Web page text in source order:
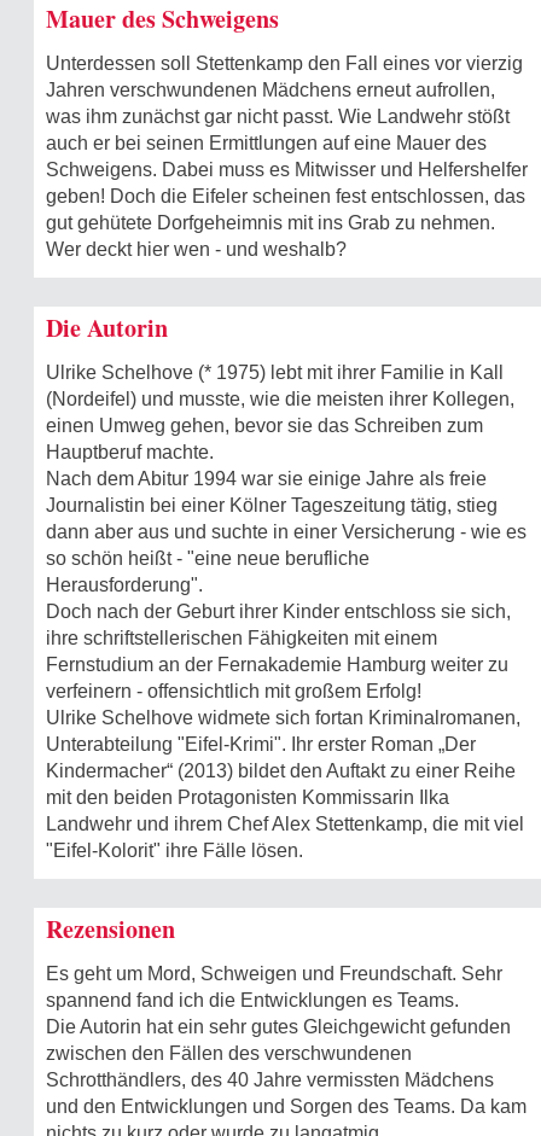
Mauer des Schweigens
Unterdessen soll Stettenkamp den Fall eines vor vierzig
Jahren verschwundenen Mädchens erneut aufrollen,
was ihm zunächst gar nicht passt. Wie Landwehr stößt
auch er bei seinen Ermittlungen auf eine Mauer des
Schweigens. Dabei muss es Mitwisser und Helfershelfer
geben! Doch die Eifeler scheinen fest entschlossen, das
gut gehütete Dorfgeheimnis mit ins Grab zu nehmen.
Wer deckt hier wen - und weshalb?
Die Autorin
Ulrike Schelhove (* 1975) lebt mit ihrer Familie in Kall
(Nordeifel) und musste, wie die meisten ihrer Kollegen,
einen Umweg gehen, bevor sie das Schreiben zum
Hauptberuf machte.
Nach dem Abitur 1994 war sie einige Jahre als freie
Journalistin bei einer Kölner Tageszeitung tätig, stieg
dann aber aus und suchte in einer Versicherung - wie es
so schön heißt - "eine neue berufliche
Herausforderung".
Doch nach der Geburt ihrer Kinder entschloss sie sich,
ihre schriftstellerischen Fähigkeiten mit einem
Fernstudium an der Fernakademie Hamburg weiter zu
verfeinern - offensichtlich mit großem Erfolg!
Ulrike Schelhove widmete sich fortan Kriminalromanen,
Unterabteilung "Eifel-Krimi". Ihr erster Roman „Der
Kindermacher“ (2013) bildet den Auftakt zu einer Reihe
mit den beiden Protagonisten Kommissarin Ilka
Landwehr und ihrem Chef Alex Stettenkamp, die mit viel
"Eifel-Kolorit" ihre Fälle lösen.
Rezensionen
Es geht um Mord, Schweigen und Freundschaft. Sehr
spannend fand ich die Entwicklungen es Teams.
Die Autorin hat ein sehr gutes Gleichgewicht gefunden
zwischen den Fällen des verschwundenen
Schrotthändlers, des 40 Jahre vermissten Mädchens
und den Entwicklungen und Sorgen des Teams. Da kam